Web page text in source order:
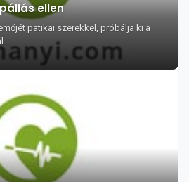
ellen
patikai szerekkel, próbálja ki a